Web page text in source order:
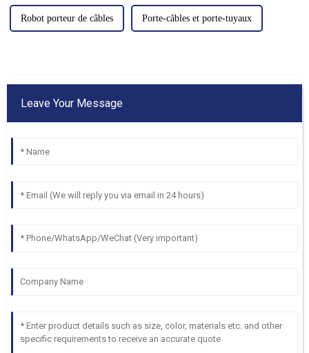
Robot porteur de câbles Porte-câbles et porte-tuyaux
Leave Your Message